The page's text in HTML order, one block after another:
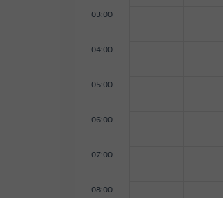
03:00
04:00
05:00
06:00
07:00
08:00